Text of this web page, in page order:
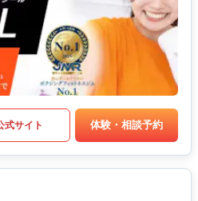
式サイト 体験・相談予約